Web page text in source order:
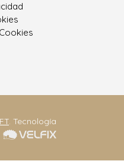
. Tecnología